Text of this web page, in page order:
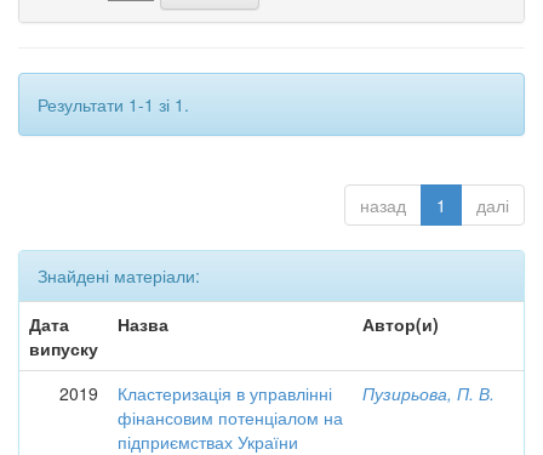
Результати 1-1 зі 1.
назад 1 далі
Знайдені матеріали:
Дата
випуску
Назва Автор(и)
2019
Кластеризація в управлінні
фінансовим потенціалом на
підприємствах України
Пузирьова, П. В.